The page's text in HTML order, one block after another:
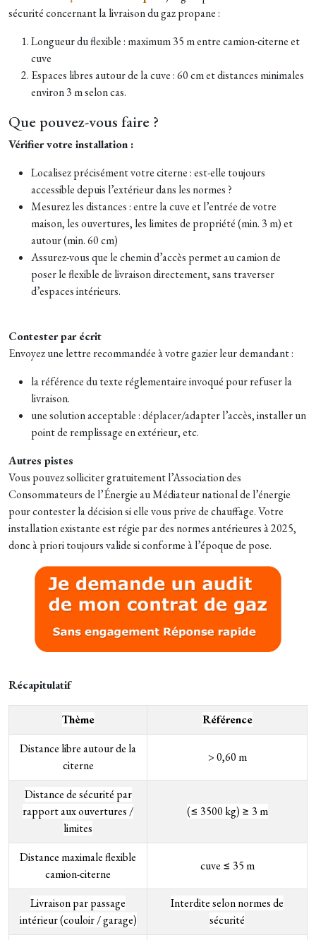
sécurité concernant la livraison du gaz propane :
Longueur du flexible : maximum 35 m entre camion-citerne et
cuve
Espaces libres autour de la cuve : 60 cm et distances minimales
environ 3 m selon cas.
Que pouvez-vous faire ?
Vérifier votre installation :
Localisez précisément votre citerne : est-elle toujours
accessible depuis l’extérieur dans les normes ?
Mesurez les distances : entre la cuve et l’entrée de votre
maison, les ouvertures, les limites de propriété (min. 3 m) et
autour (min. 60 cm)
Assurez-vous que le chemin d’accès permet au camion de
poser le flexible de livraison directement, sans traverser
d’espaces intérieurs.
Contester par écrit
Envoyez une lettre recommandée à votre gazier leur demandant :
la référence du texte réglementaire invoqué pour refuser la
livraison.
une solution acceptable : déplacer/adapter l’accès, installer un
point de remplissage en extérieur, etc.
Autres pistes
Vous pouvez solliciter gratuitement l’Association des
Consommateurs de l’Énergie au Médiateur national de l’énergie
pour contester la décision si elle vous prive de chauffage. Votre
installation existante est régie par des normes antérieures à 2025,
donc à priori toujours valide si conforme à l’époque de pose.
Récapitulatif
Thème
Référence
Distance libre autour de la
citerne
> 0,60 m
Distance de sécurité par
rapport aux ouvertures /
limites
(≤ 3500 kg) ≥ 3 m
Distance maximale flexible
camion-citerne
cuve ≤ 35 m
Livraison par passage
intérieur (couloir / garage)
Interdite selon normes de
sécurité